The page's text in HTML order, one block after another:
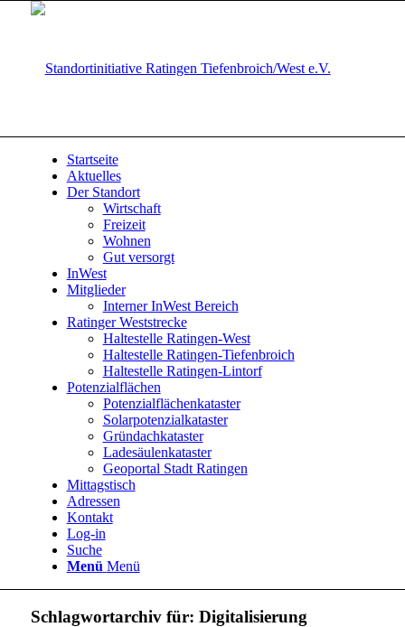
Startseite
Aktuelles
Der Standort
Wirtschaft
Freizeit
Wohnen
Gut versorgt
InWest
Mitglieder
Interner InWest Bereich
Ratinger Weststrecke
Haltestelle Ratingen-West
Haltestelle Ratingen-Tiefenbroich
Haltestelle Ratingen-Lintorf
Potenzialflächen
Potenzialflächenkataster
Solarpotenzialkataster
Gründachkataster
Ladesäulenkataster
Geoportal Stadt Ratingen
Mittagstisch
Adressen
Kontakt
Log-in
Suche
Menü Menü
Schlagwortarchiv für: Digitalisierung